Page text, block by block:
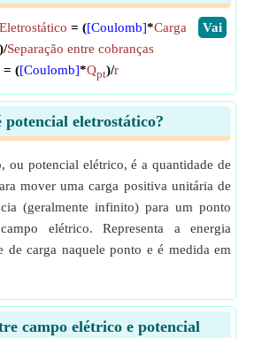
​Vai
= ([Coulomb]*Carga
)/Separação entre cobranças
= ([Coulomb]*Qpt)/r
potencial eletrostático?
ou potencial elétrico, é a quantidade de
mover uma carga positiva unitária de
(geralmente infinito) para um ponto
elétrico. Representa a energia
de carga naquele ponto e é medida em
campo elétrico e potencial